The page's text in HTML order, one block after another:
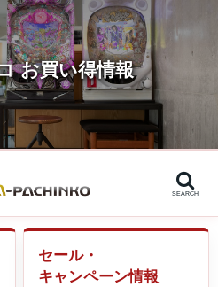
SEARCH
セール・
キャンペーン情報